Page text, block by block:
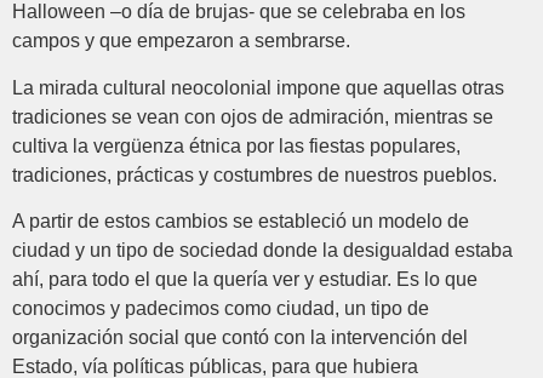
Halloween –o día de brujas- que se celebraba en los
campos y que empezaron a sembrarse.
La mirada cultural neocolonial impone que aquellas otras
tradiciones se vean con ojos de admiración, mientras se
cultiva la vergüenza étnica por las fiestas populares,
tradiciones, prácticas y costumbres de nuestros pueblos.
A partir de estos cambios se estableció un modelo de
ciudad y un tipo de sociedad donde la desigualdad estaba
ahí, para todo el que la quería ver y estudiar. Es lo que
conocimos y padecimos como ciudad, un tipo de
organización social que contó con la intervención del
Estado, vía políticas públicas, para que hubiera